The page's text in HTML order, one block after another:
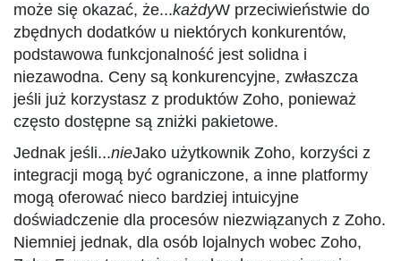
może się okazać, że...każdyW przeciwieństwie do
zbędnych dodatków u niektórych konkurentów,
podstawowa funkcjonalność jest solidna i
niezawodna. Ceny są konkurencyjne, zwłaszcza
jeśli już korzystasz z produktów Zoho, ponieważ
często dostępne są zniżki pakietowe.
Jednak jeśli...nieJako użytkownik Zoho, korzyści z
integracji mogą być ograniczone, a inne platformy
mogą oferować nieco bardziej intuicyjne
doświadczenie dla procesów niezwiązanych z Zoho.
Niemniej jednak, dla osób lojalnych wobec Zoho,